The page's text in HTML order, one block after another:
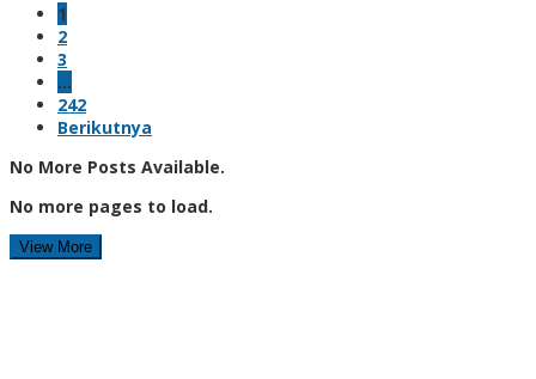
1
2
3
…
242
Berikutnya
No More Posts Available.
No more pages to load.
View More